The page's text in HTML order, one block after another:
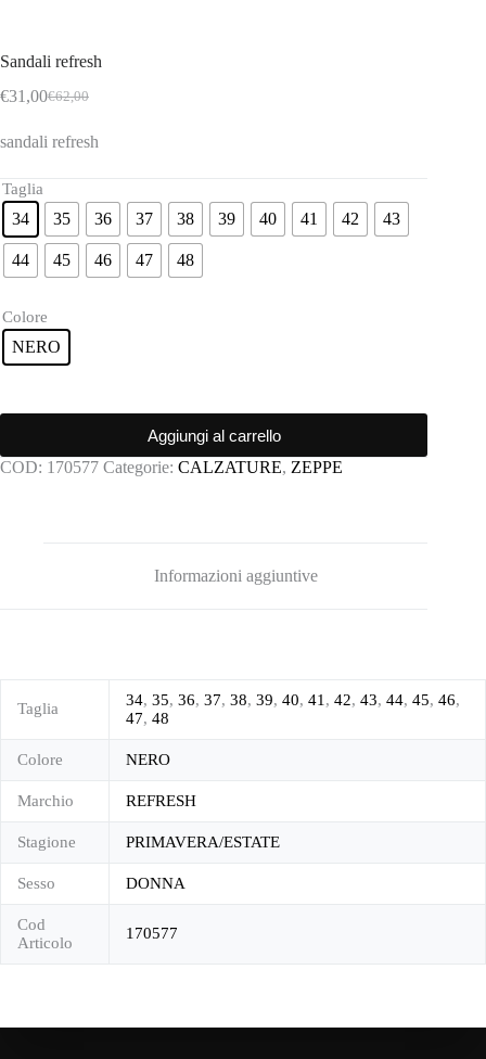
Sandali refresh
€62,00
Il
originale
€31,00Il
attuale
sandali refresh
Taglia
34 35 36 37 38 39 40 41 42 43
44 45 46 47 48
Colore
NERO
Aggiungi al carrello
COD: 170577 Categorie: CALZATURE, ZEPPE
Informazioni aggiuntive
Taglia 34, 35, 36, 37, 38, 39, 40, 41 , 42, 43, 44, 45, 46,
47, 48
Colore NERO
Marchio REFRESH
Stagione PRIMAVERA/ESTATE
Sesso DONNA
Cod
Articolo
170577